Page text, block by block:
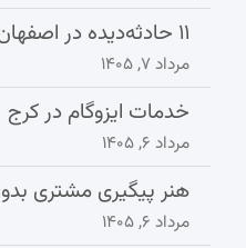
۱۱ حادثه‌دیده در اصفهان امدادرسانی شدند
مرداد ۷, ۱۴۰۵
خدمات ایزوگام در کرج
مرداد ۶, ۱۴۰۵
هنر پیگیری مشتری
مرداد ۶, ۱۴۰۵